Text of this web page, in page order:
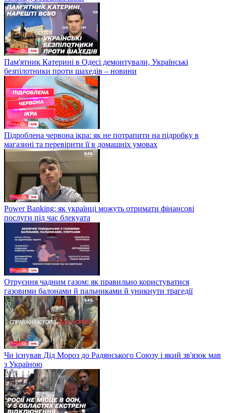
Пам'ятник Катерині в Одесі демонтували, Українські
безпілотники проти шахедів – новини
Підроблена червона ікра: як не потрапити на підробку в
магазині та перевірити її в домашніх умовах
Power Banking: як українці можуть отримати фінансові
послуги під час блекуата
Отруєння чадним газом: як правильно користуватися
газовими балонами й пальниками й уникнути трагедії
Чи існував Дід Мороз до Радянського Союзу і який зв'язок мав
з Україною